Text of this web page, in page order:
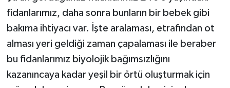
fidanlarımız, daha sonra bunların bir bebek gibi
bakıma ihtiyacı var. İşte aralaması, etrafından ot
alması yeri geldiği zaman çapalaması ile beraber
bu fidanlarımız biyolojik bağımsızlığını
kazanıncaya kadar yeşil bir örtü oluşturmak için